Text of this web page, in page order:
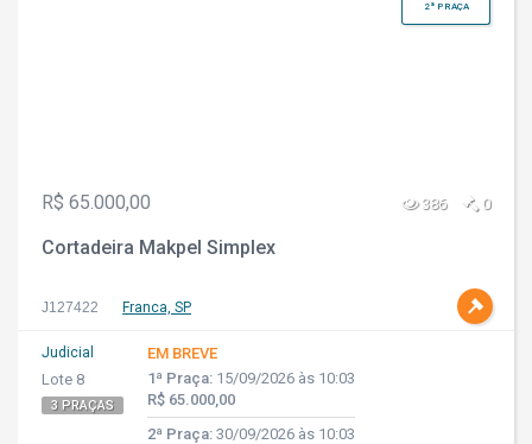
2ª PRAÇA
R$ 65.000,00 386 0
Cortadeira Makpel Simplex
J127422 Franca, SP
Judicial
Lote 8
3 PRAÇAS
EM BREVE
1ª Praça: 15/09/2026 às 10:03
R$ 65.000,00
2ª Praça: 30/09/2026 às 10:03